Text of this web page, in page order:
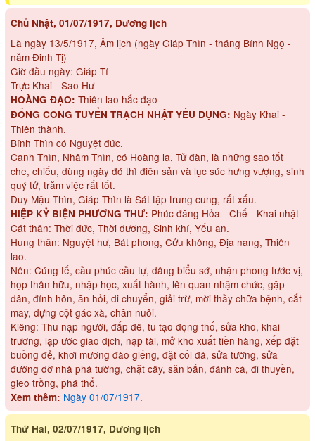
Chủ Nhật, 01/07/1917, Dương lịch
Là ngày 13/5/1917, Âm lịch (ngày Giáp Thìn - tháng Bính Ngọ -
năm Đinh Tị)
Giờ đầu ngày: Giáp Tí
Trực Khai - Sao Hư
HOÀNG ĐẠO: Thiên lao hắc đạo
ĐỔNG CÔNG TUYỂN TRẠCH NHẬT YẾU DỤNG: Ngày Khai -
Thiên thành.
Bính Thìn có Nguyệt đức.
Canh Thìn, Nhâm Thìn, có Hoàng la, Tử đàn, là những sao tốt
che, chiếu, dùng ngày đó thì điền sản và lục súc hưng vượng, sinh
quý tử, trăm việc rất tốt.
Duy Mậu Thìn, Giáp Thìn là Sát tập trung cung, rất xấu.
HIỆP KỶ BIỆN PHƯƠNG THƯ: Phúc đăng Hỏa - Chế - Khai nhật
Cát thần: Thời đức, Thời dương, Sinh khí, Yếu an.
Hung thần: Nguyệt hư, Bát phong, Cửu không, Địa nang, Thiên
lao.
Nên: Cúng tế, cầu phúc cầu tự, dâng biểu sớ, nhận phong tước vị,
họp thân hữu, nhập học, xuất hành, lên quan nhậm chức, gặp
dân, đính hôn, ăn hỏi, di chuyển, giải trừ, mời thầy chữa bệnh, cắt
may, dựng cột gác xà, chăn nuôi.
Kiêng: Thu nạp người, đắp đê, tu tạo động thổ, sửa kho, khai
trương, lập ước giao dịch, nạp tài, mở kho xuất tiền hàng, xếp đặt
buồng đẻ, khơi mương đào giếng, đặt cối đá, sửa tường, sửa
đường dỡ nhà phá tường, chặt cây, săn bắn, đánh cá, đi thuyền,
gieo trồng, phá thổ.
Xem thêm: Ngày 01/07/1917.
Thứ Hai, 02/07/1917, Dương lịch